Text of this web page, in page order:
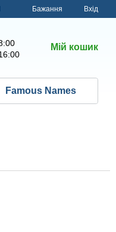
Бажання Вхід
Мій кошик
Famous Names